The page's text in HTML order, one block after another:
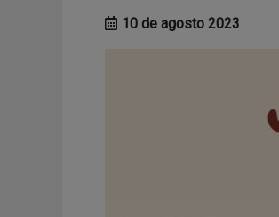
VISITA VIRTUAL
10 de agosto 2023